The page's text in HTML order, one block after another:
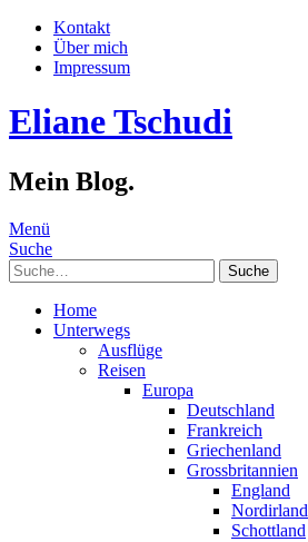
Kontakt
Über mich
Impressum
Eliane Tschudi
Mein Blog.
Menü
Suche
Suche
Home
Unterwegs
Ausflüge
Reisen
Europa
Deutschland
Frankreich
Griechenland
Grossbritannien
England
Nordirland
Schottland